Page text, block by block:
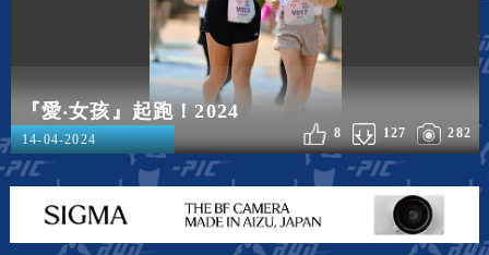
『愛‧女孩』起跑！2024
282
127
8
14-04-2024